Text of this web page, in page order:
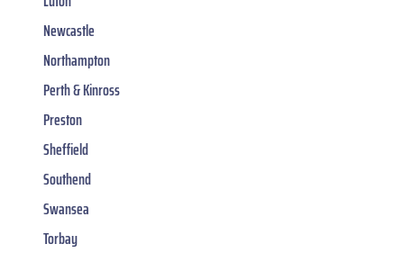
Newcastle
Northampton
Perth & Kinross
Preston
Sheffield
Southend
Swansea
Torbay